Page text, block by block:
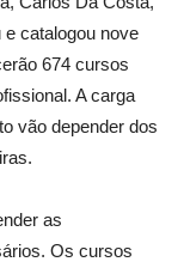
catalogou nove
674 cursos
A carga
vão depender dos
as
Os cursos